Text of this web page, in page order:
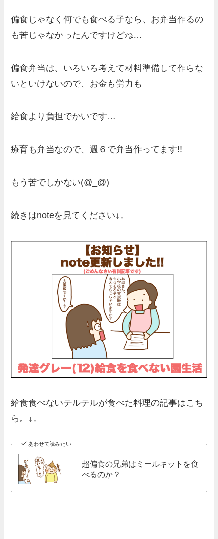
偏食じゃなく何でも食べる子なら、お弁当作るの
も苦じゃなかったんですけどね…
偏食弁当は、いろいろ考えて材料準備して作らな
いといけないので、お金も労力も
給食より負担でかいです…
療育も弁当なので、週６で弁当作ってます!!
もう苦でしかない(@_@)
続きはnoteを見てください↓↓
給食食べないテルテルが食べた料理の記事はこち
ら。↓↓
あわせて読みたい
超偏食の兄弟はミールキットを食
べるのか？